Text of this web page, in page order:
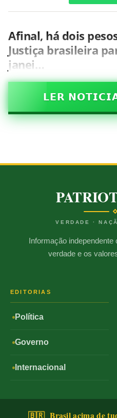
Afinal, há dois
Justiça brasileira
janei…
𝗟𝗘𝗥
VERDADE ·
Informação
verdade e os
EDITORIAS
Política
Governo
Internacional
🇧🇷 Brasil acima de